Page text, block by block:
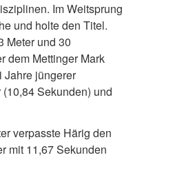
Im Weitsprung
und holte den Titel.
Meter und 30
dem Mettinger Mark
Jahre jüngerer
Sekunden) und
verpasste Härig den
mit 11,67 Sekunden